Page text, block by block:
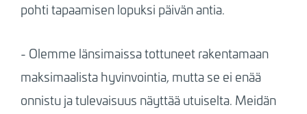
pohti tapaamisen lopuksi päivän antia.
- Olemme länsimaissa tottuneet rakentamaan
maksimaalista hyvinvointia, mutta se ei enää
onnistu ja tulevaisuus näyttää utuiselta. Meidän